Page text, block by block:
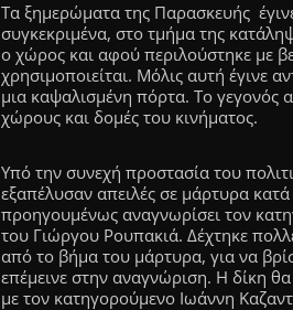
Τα ξημερώματα της Παρασκευής
συγκεκριμένα, στο τμήμα της
ο χώρος και αφού περιλούστηκε με
χρησιμοποιείται. Μόλις αυτή έγινε
μια καψαλισμένη πόρτα. Το γεγονός
χώρους και δομές του κινήματος.
Υπό την συνεχή προστασία του
εξαπέλυσαν απειλές σε μάρτυρα
προηγουμένως αναγνωρίσει τον
του Γιώργου Ρουπακιά. Δέχτηκε
από το βήμα του μάρτυρα, για να
επέμεινε στην αναγνώριση. Η δίκη
με τον κατηγορούμενο Ιωάννη